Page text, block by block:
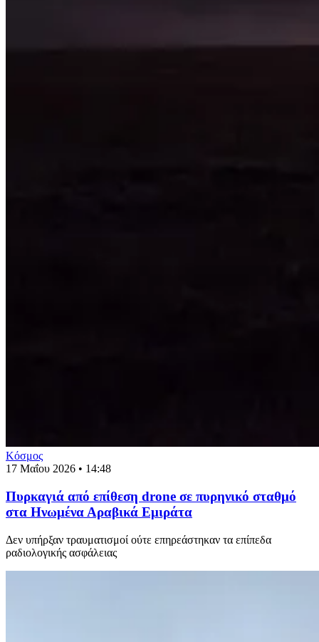
Κόσμος
17 Μαΐου 2026 • 14:48
Πυρκαγιά από επίθεση drone σε πυρηνικό σταθμό
στα Ηνωμένα Αραβικά Εμιράτα
Δεν υπήρξαν τραυματισμοί ούτε επηρεάστηκαν τα επίπεδα
ραδιολογικής ασφάλειας